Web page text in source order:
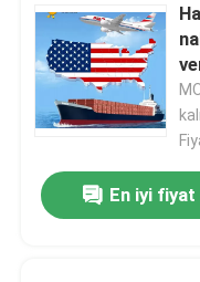
En iyi fiyat